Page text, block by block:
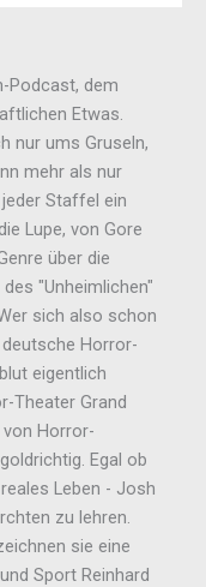
Podcast, dem
Etwas.
nur ums Gruseln,
mehr als nur
Staffel ein
Lupe, von Gore
über die
"Unheimlichen"
sich also schon
Horror-
eigentlich
Theater Grand
Horror-
Egal ob
Leben - Josh
zu lehren.
sie eine
Sport Reinhard